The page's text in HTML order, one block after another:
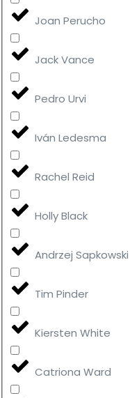
Joan Perucho
Jack Vance
Pedro Urvi
Iván Ledesma
Rachel Reid
Holly Black
Andrzej Sapkowski
Tim Pinder
Kiersten White
Catriona Ward